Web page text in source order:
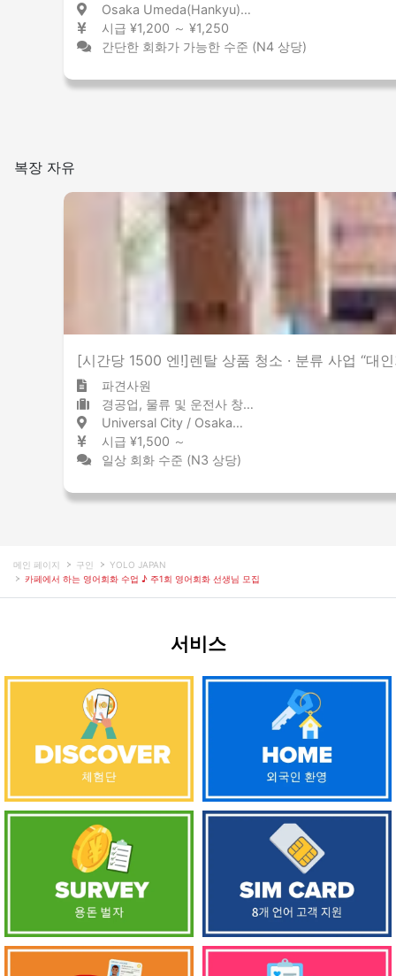
Osaka Umeda(Hankyu) / Osaka 大阪梅田(阪急) / 大阪府
시급 ¥1,200 ～ ¥1,250
간단한 회화가 가능한 수준 (N4 상당)
복장 자유
[시간당 1500 엔!]렌탈 상품 청소 · 분류 사업 “대
파견사원
경공업, 물류 및 운전사 창고 / 물류 센터
Universal City / Osaka ユニバーサルシティ / 大阪府
시급 ¥1,500 ～
일상 회화 수준 (N3 상당)
메인 페이지 구인
YOLO JAPAN
카페에서 하는 영어회화 수업 ♪ 주1회 영어회화 선생님 모집
서비스